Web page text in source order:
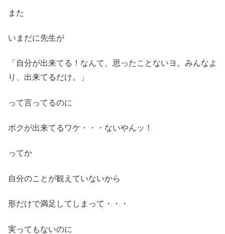
また
いまだに先生が
「自分が出来てる！なんて、思ったことないヨ。みんなよ
り、出来てるだけ。」
って言ってるのに
ボクが出来てるワケ・・・ないやんッ！
ってか
自分のことが観えていないから
形だけで満足してしまって・・・
実ってもないのに